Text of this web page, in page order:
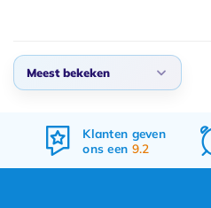
Meest bekeken
Meest bekeken
Nieuwste producten
Voor 17.00 uur besteld,
morgen in huis